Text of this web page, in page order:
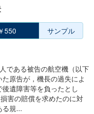
550 サンプル
ある被告の航空機（以下
原告が，機長の過失によ
遺障害等を負ったとし
害の賠償を求めたのに対
る規...